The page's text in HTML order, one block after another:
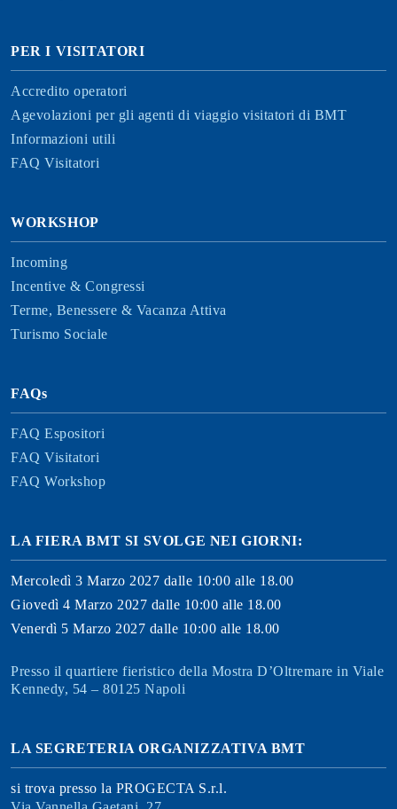
PER I VISITATORI
Accredito operatori
Agevolazioni per gli agenti di viaggio visitatori di BMT
Informazioni utili
FAQ Visitatori
WORKSHOP
Incoming
Incentive & Congressi
Terme, Benessere & Vacanza Attiva
Turismo Sociale
FAQs
FAQ Espositori
FAQ Visitatori
FAQ Workshop
LA FIERA BMT SI SVOLGE NEI GIORNI:
Mercoledì 3 Marzo 2027 dalle 10:00 alle 18.00
Giovedì 4 Marzo 2027 dalle 10:00 alle 18.00
Venerdì 5 Marzo 2027 dalle 10:00 alle 18.00
Presso il quartiere fieristico della Mostra D’Oltremare in Viale
Kennedy, 54 – 80125 Napoli
LA SEGRETERIA ORGANIZZATIVA BMT
si trova presso la PROGECTA S.r.l.